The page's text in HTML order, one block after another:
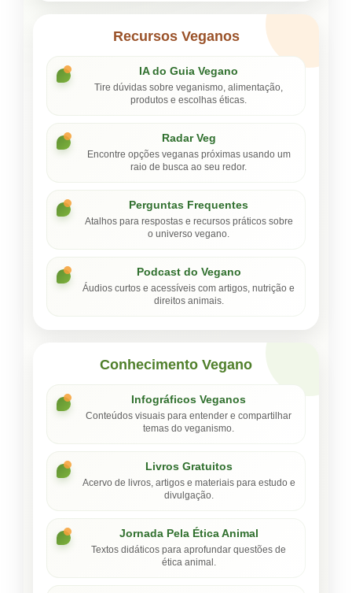
Recursos Veganos
IA do Guia Vegano
Tire dúvidas sobre veganismo, alimentação,
produtos e escolhas éticas.
Radar Veg
Encontre opções veganas próximas usando um
raio de busca ao seu redor.
Perguntas Frequentes
Atalhos para respostas e recursos práticos sobre
o universo vegano.
Podcast do Vegano
Áudios curtos e acessíveis com artigos, nutrição e
direitos animais.
Conhecimento Vegano
Infográficos Veganos
Conteúdos visuais para entender e compartilhar
temas do veganismo.
Livros Gratuitos
Acervo de livros, artigos e materiais para estudo e
divulgação.
Jornada Pela Ética Animal
Textos didáticos para aprofundar questões de
ética animal.